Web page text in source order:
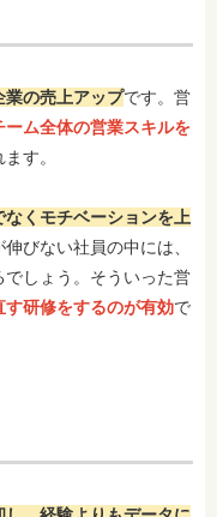
業の売上アップです。営
ーム全体の営業スキルを
す。
くモチベーションを上
びない社員の中には、
しょう。そういった営
研修をするのが有効で